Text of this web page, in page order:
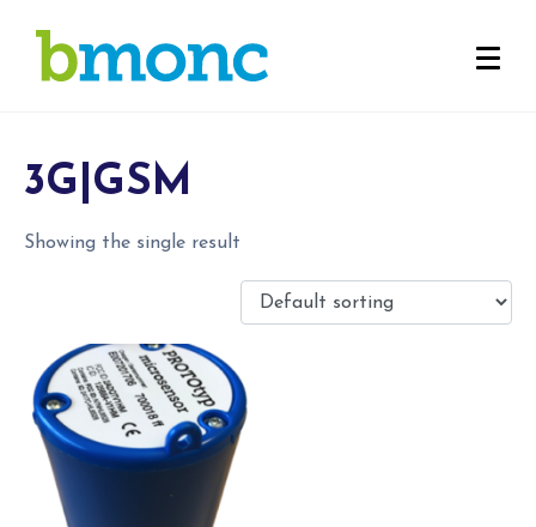
3G|GSM
Showing the single result